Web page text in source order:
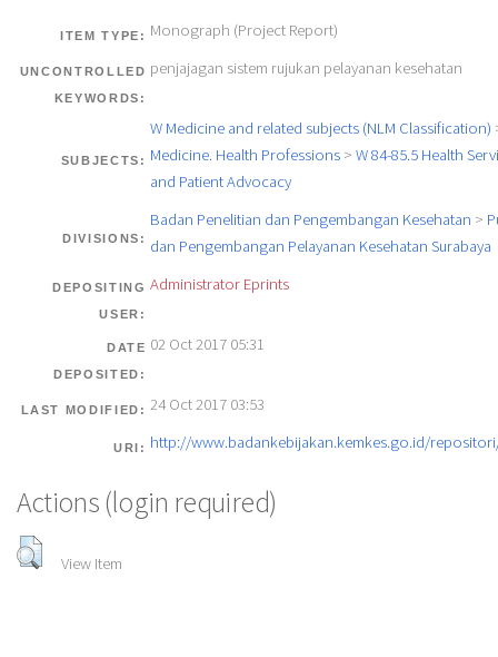
ITEM TYPE: Monograph (Project Report)
UNCONTROLLED
KEYWORDS:
penjajagan sistem rujukan pelayanan kesehatan
SUBJECTS:
W Medicine and related subjects (NLM Classification)
Medicine. Health Professions> W 84-85.5 Health
and Patient Advocacy
DIVISIONS:
Badan Penelitian dan Pengembangan Kesehatan >
dan Pengembangan Pelayanan Kesehatan Surabaya
DEPOSITING
USER:
Administrator Eprints
DATE
DEPOSITED:
02 Oct 2017 05:31
LAST MODIFIED: 24 Oct 2017 03:53
URI: http://www.badankebijakan.kemkes.go.id/
Actions (login required)
View Item